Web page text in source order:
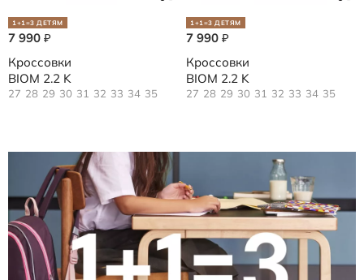
1+1=3 ДЕТЯМ
7 990 ₽
Кроссовки
BIOM 2.2 K
27 28 29 30 31 32 33 34 35
1+1=3 ДЕТЯМ
7 990 ₽
Кроссовки
BIOM 2.2 K
27 28 29 30 31 32 33 34 35